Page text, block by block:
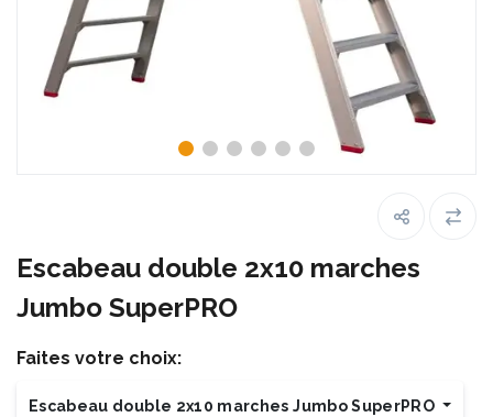
Escabeau double 2x10 marches
Jumbo SuperPRO
Faites votre choix:
Escabeau double 2x10 marches Jumbo SuperPRO